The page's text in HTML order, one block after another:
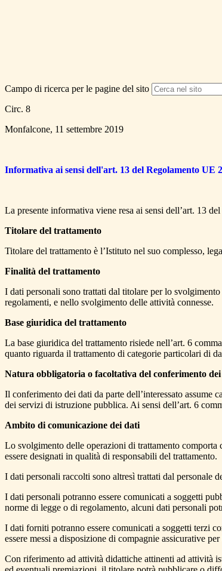
Campo di ricerca per le pagine del sito
Circ. 8
Monfalcone, 11 settembre 2019
Informativa ai sensi dell'art. 13 del Regolamento UE
La presente informativa viene resa ai sensi dell’art. 13
Titolare del trattamento
Titolare del trattamento è l’Istituto nel suo complesso,
Finalità del trattamento
I dati personali sono trattati dal titolare per lo
regolamenti, e nello svolgimento delle attività connesse.
Base giuridica del trattamento
La base giuridica del trattamento risiede nell’art. 6
quanto riguarda il trattamento di categorie particolari di
Natura obbligatoria o facoltativa del conferimento
Il conferimento dei dati da parte dell’interessato
dei servizi di istruzione pubblica. Ai sensi dell’art. 6
Ambito di comunicazione dei dati
Lo svolgimento delle operazioni di trattamento comporta
essere designati in qualità di responsabili del trattamento.
I dati personali raccolti sono altresì trattati dal personale
I dati personali potranno essere comunicati a soggetti
norme di legge o di regolamento, alcuni dati personali
I dati forniti potranno essere comunicati a soggetti terzi
essere messi a disposizione di compagnie assicurative
Con riferimento ad attività didattiche attinenti ad attività